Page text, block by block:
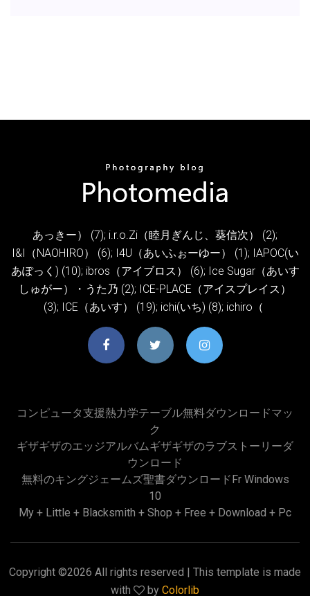
あっきー） (7); i.r.o.Zi（睦月ぎんじ、葵信次） (2);
I&I（NAOHIRO） (6); I4U（あいふぉーゆー） (1); IAPOC(い
あぽっく) (10); ibros（アイブロス） (6); Ice Sugar（あいす
しゅがー）・うた乃 (2); ICE-PLACE（アイスプレイス）
(3); ICE（あいす） (19); ichi(いち) (8); ichiro（
コンピュータ支援熱力学テーブル無料ダウンロードマッ
ク
ギザギザのエッジアルバムギザギザのラブストーリーダ
ウンロード
無料のキングジェームズ聖書ダウンロードfr Windows
10
My + Little + Blacksmith + Shop + Free + Download + Pc
Copyright ©2026 All rights reserved | This template is made
with
by Colorlib